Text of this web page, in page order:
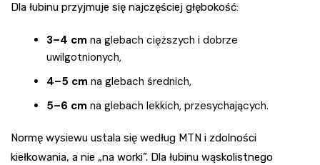
Dla łubinu przyjmuje się najczęściej głębokość:
3–4 cm na glebach cięższych i dobrze
uwilgotnionych,
4–5 cm na glebach średnich,
5–6 cm na glebach lekkich, przesychających.
Normę wysiewu ustala się według MTN i zdolności
kiełkowania, a nie „na worki”. Dla łubinu wąskolistnego